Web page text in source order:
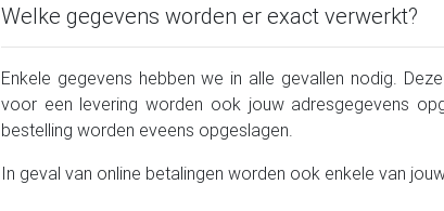
Welke gegevens worden er exact verwerkt?
Enkele gegevens hebben we in alle gevallen nodig.
voor een levering worden ook jouw adresgegevens
bestelling worden eveens opgeslagen.
In geval van online betalingen worden ook enkele van